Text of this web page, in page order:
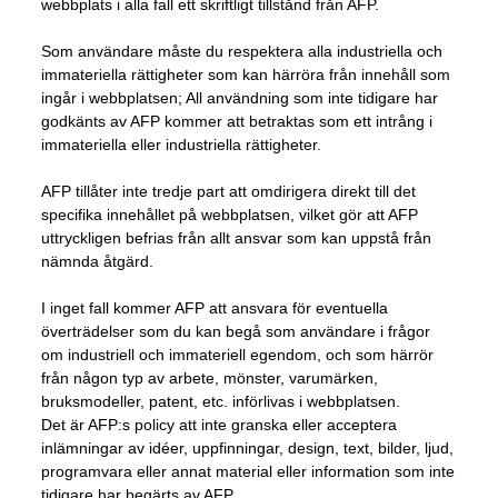
webbplats i alla fall ett skriftligt tillstånd från AFP.
Som användare måste du respektera alla industriella och
immateriella rättigheter som kan härröra från innehåll som
ingår i webbplatsen; All användning som inte tidigare har
godkänts av AFP kommer att betraktas som ett intrång i
immateriella eller industriella rättigheter.
AFP tillåter inte tredje part att omdirigera direkt till det
specifika innehållet på webbplatsen, vilket gör att AFP
uttryckligen befrias från allt ansvar som kan uppstå från
nämnda åtgärd.
I inget fall kommer AFP att ansvara för eventuella
överträdelser som du kan begå som användare i frågor
om industriell och immateriell egendom, och som härrör
från någon typ av arbete, mönster, varumärken,
bruksmodeller, patent, etc. införlivas i webbplatsen.
Det är AFP:s policy att inte granska eller acceptera
inlämningar av idéer, uppfinningar, design, text, bilder, ljud,
programvara eller annat material eller information som inte
tidigare har begärts av AFP.